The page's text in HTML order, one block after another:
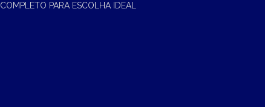
PARA ESCOLHA IDEAL